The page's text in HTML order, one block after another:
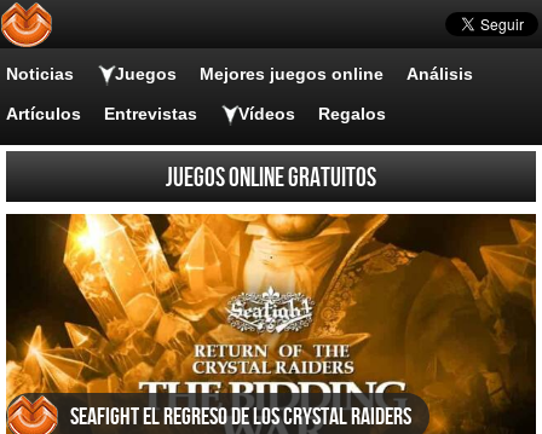
Noticias Juegos Mejores juegos online Análisis
Artículos Entrevistas Vídeos Regalos
Juegos online gratuitos
Seafight El regreso de los Crystal Raiders